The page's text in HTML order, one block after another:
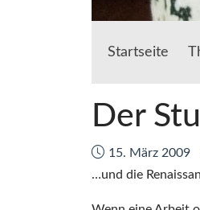
Startseite
Der
Datum:
15. März 2009
…und die